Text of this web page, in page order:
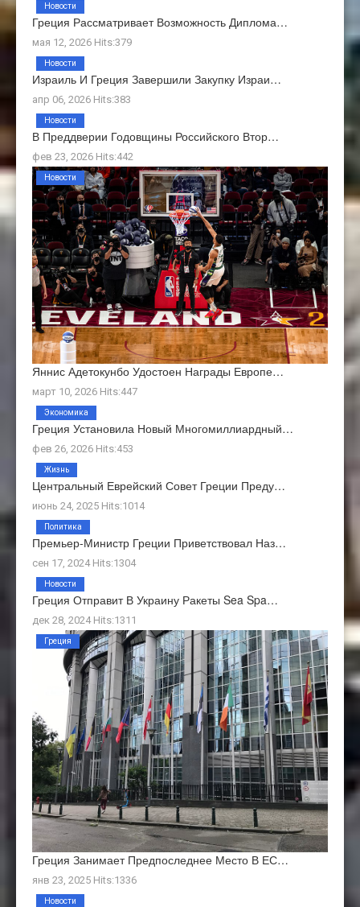
Греция Рассматривает Возможность Диплома…
мая 12, 2026 Hits:379
Новости
Израиль И Греция Завершили Закупку Израи…
апр 06, 2026 Hits:383
Новости
В Преддверии Годовщины Российского Втор…
фев 23, 2026 Hits:442
Новости
Яннис Адетокунбо Удостоен Награды Европе…
март 10, 2026 Hits:447
Новости
Греция Установила Новый Многомиллиардный…
фев 26, 2026 Hits:453
Экономика
Центральный Еврейский Совет Греции Преду…
июнь 24, 2025 Hits:1014
Жизнь
Премьер-Министр Греции Приветствовал Наз…
сен 17, 2024 Hits:1304
Политика
Греция Отправит В Украину Ракеты Sea Spa…
дек 28, 2024 Hits:1311
Новости
Греция Занимает Предпоследнее Место В ЕС…
янв 23, 2025 Hits:1336
Греция
Новости